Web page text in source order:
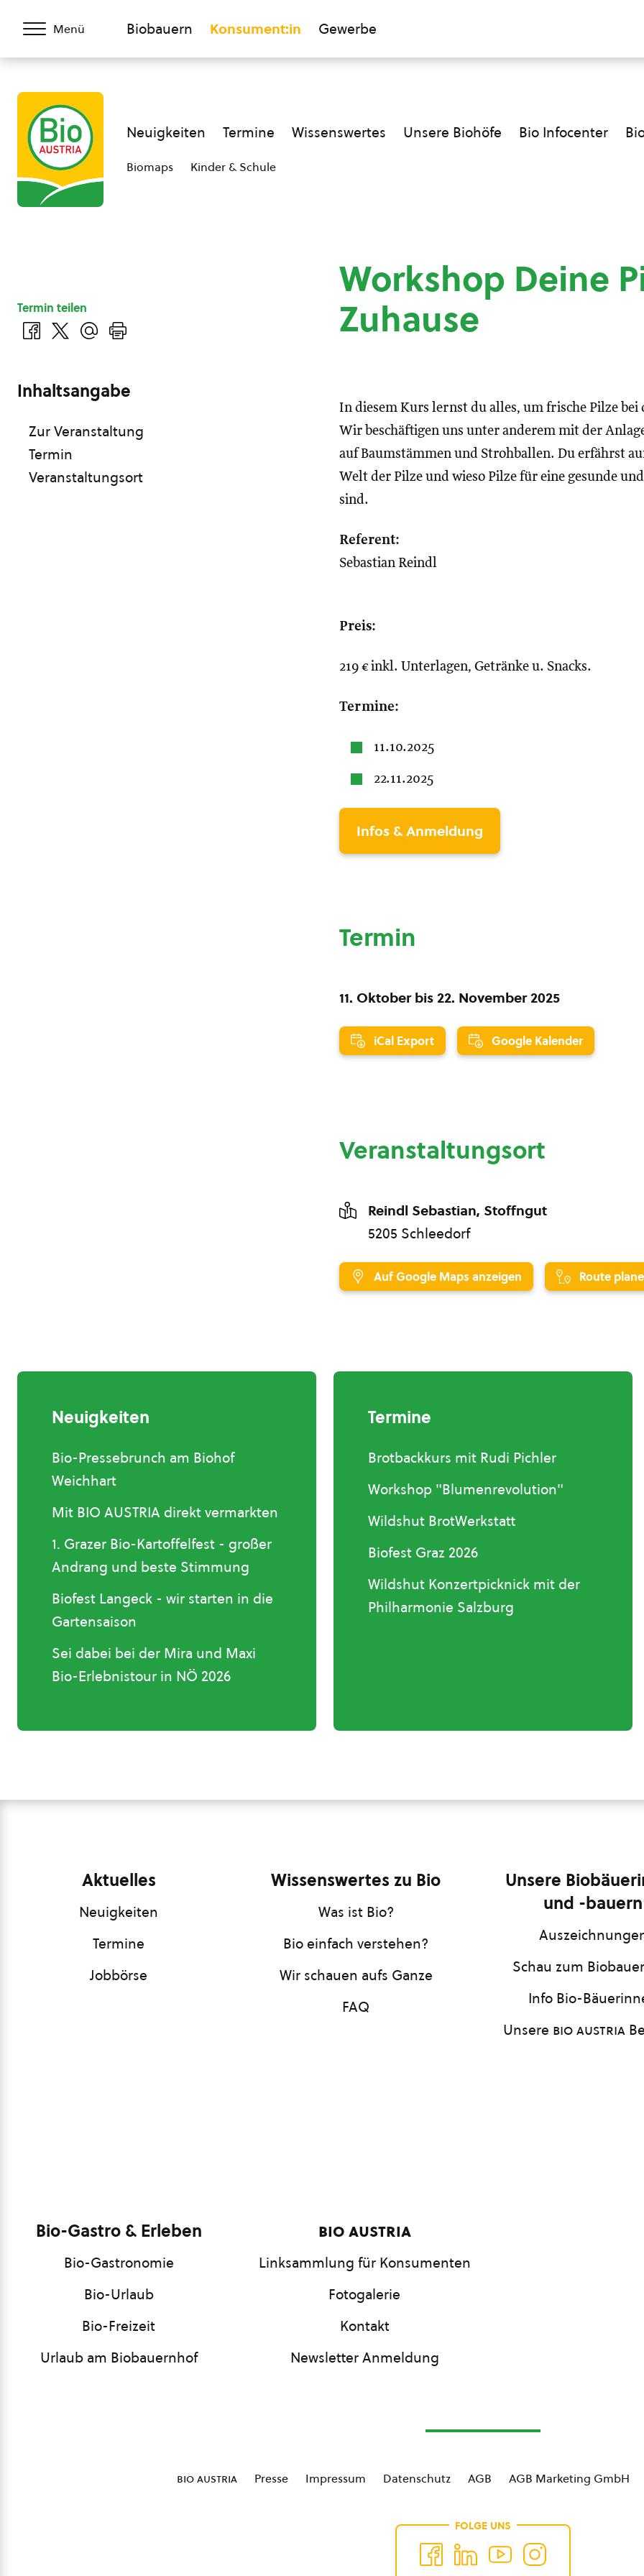
Menü Biobauern Konsument:in Gewerbe
Neuigkeiten Termine Wissenswertes Unsere Biohöfe Bio Infocenter
Biomaps Kinder & Schule
Workshop Deine
Zuhause
In diesem Kurs lernst du alles, um frische Pilze
Wir beschäftigen uns unter anderem mit der
auf Baumstämmen und Strohballen. Du erfährst
Welt der Pilze und wieso Pilze für eine gesunde
sind.
Referent:
Sebastian Reindl
Preis:
219 € inkl. Unterlagen, Getränke u. Snacks.
Termine:
11.10.2025
22.11.2025
Infos & Anmeldung
Termin
11. Oktoberbis22. November 2025
iCal Export Google Kalender
Veranstaltungsort
Reindl Sebastian, Stoffngut
5205 Schleedorf
Auf Google Maps anzeigen Route
Termin teilen
Inhaltsangabe
Zur Veranstaltung
Termin
Veranstaltungsort
Neuigkeiten
Bio-Pressebrunch am Biohof
Weichhart
Mit BIO AUSTRIA direkt vermarkten
1. Grazer Bio-Kartoffelfest - großer
Andrang und beste Stimmung
Biofest Langeck - wir starten in die
Gartensaison
Sei dabei bei der Mira und Maxi
Bio-Erlebnistour in NÖ 2026
Termine
Brotbackkurs mit Rudi Pichler
Workshop "Blumenrevolution"
Wildshut BrotWerkstatt
Biofest Graz 2026
Wildshut Konzertpicknick mit der
Philharmonie Salzburg
Aktuelles
Neuigkeiten
Termine
Jobbörse
Wissenswertes zu Bio
Was ist Bio?
Bio einfach verstehen?
Wir schauen aufs Ganze
FAQ
Unsere
und -bauern
Schau zum
Info Bio-
Unsere bio austria
Bio-Gastro & Erleben
Bio-Gastronomie
Bio-Urlaub
Bio-Freizeit
Urlaub am Biobauernhof
bio austria
Linksammlung für Konsumenten
Fotogalerie
Kontakt
Newsletter Anmeldung
bio austria Presse Impressum Datenschutz AGB AGB Marketing GmbH
FOLGE UNS